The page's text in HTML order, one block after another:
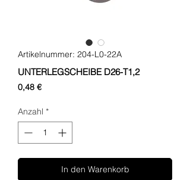
Artikelnummer: 204-L0-22A
UNTERLEGSCHEIBE D26-T1,2
0,48 €Preis
Anzahl *
In den Warenkorb